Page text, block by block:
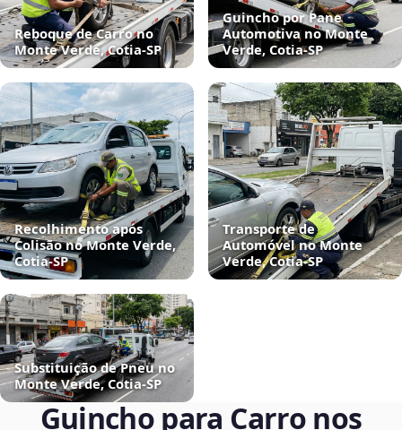
Reboque de Carro no
Monte Verde, Cotia‑SP
Guincho por Pane
Automotiva no Monte
Verde, Cotia‑SP
Recolhimento após
Colisão no Monte Verde,
Cotia‑SP
Transporte de
Automóvel no Monte
Verde, Cotia‑SP
Substituição de Pneu no
Monte Verde, Cotia‑SP
Guincho para Carro nos